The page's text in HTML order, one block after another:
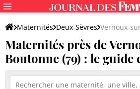
Maternités Deux-Sèvres Vernoux-
Maternités près de
Boutonne (79) : le guide